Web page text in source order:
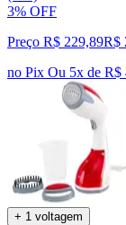
3% OFF
Preço R$ 229,89R$
no Pix Ou 5x de R$
+ 1 voltagem